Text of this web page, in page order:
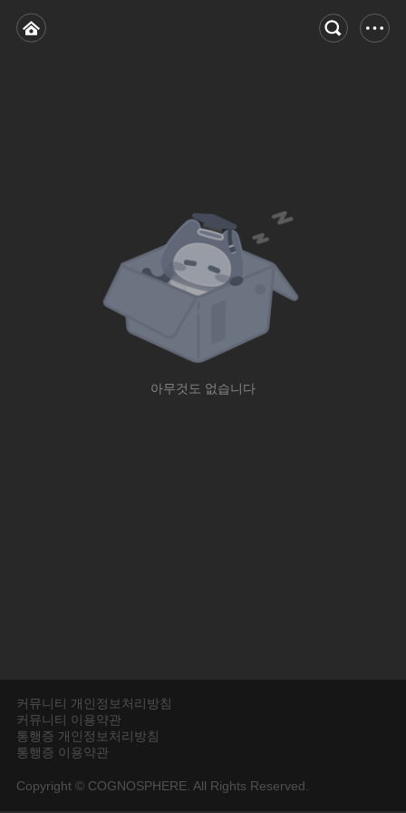
아무것도 없습니다
커뮤니티 개인정보처리방침
커뮤니티 이용약관
통행증 개인정보처리방침
통행증 이용약관
Copyright © COGNOSPHERE. All Rights Reserved.